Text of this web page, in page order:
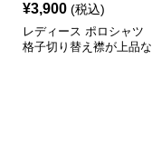
¥3,900 (税込)
レディース ポロシャツ
格子切り替え襟が上品な